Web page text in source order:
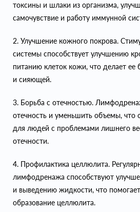
токсины и шлаки из организма,
самочувствие и работу иммунной
2. Улучшение кожного покрова.
системы способствует улучшению
питанию клеток кожи, что делает ее
и сияющей.
3. Борьба с отечностью.
отечность и уменьшить объемы, что
для людей с проблемами лишнего
отечности.
4. Профилактика целлюлита.
лимфодренажа способствуют
и выведению жидкости, что
образование целлюлита.